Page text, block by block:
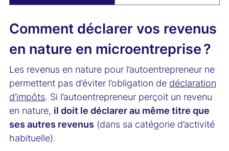
Comment déclarer vos revenus
en nature en microentreprise ?
Les revenus en nature pour l’autoentrepreneur ne
permettent pas d’éviter l’obligation de déclaration
d’impôts. Si l’autoentrepreneur perçoit un revenu
en nature, il doit le déclarer au même titre que
ses autres revenus (dans sa catégorie d’activité
habituelle).